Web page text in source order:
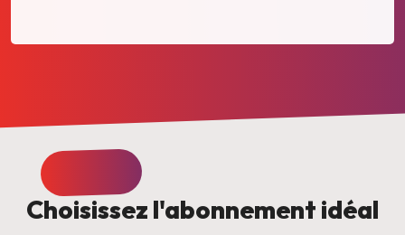
Choisissez l'abonnement idéal